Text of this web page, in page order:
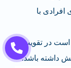
با
است در تقویت
داشته باشد.